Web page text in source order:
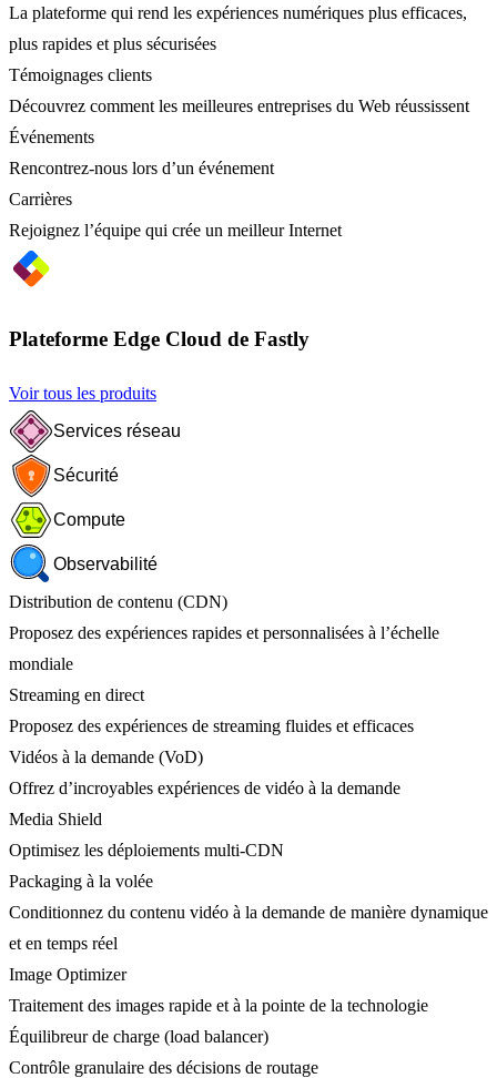
La plateforme qui rend les expériences numériques plus efficaces,
plus rapides et plus sécurisées
Témoignages clients
Découvrez comment les meilleures entreprises du Web réussissent
Événements
Rencontrez-nous lors d’un événement
Carrières
Rejoignez l’équipe qui crée un meilleur Internet
Plateforme Edge Cloud de Fastly
Voir tous les produits
Services réseau
Sécurité
Compute
Observabilité
Distribution de contenu (CDN)
Proposez des expériences rapides et personnalisées à l’échelle
mondiale
Streaming en direct
Proposez des expériences de streaming fluides et efficaces
Vidéos à la demande (VoD)
Offrez d’incroyables expériences de vidéo à la demande
Media Shield
Optimisez les déploiements multi-CDN
Packaging à la volée
Conditionnez du contenu vidéo à la demande de manière dynamique
et en temps réel
Image Optimizer
Traitement des images rapide et à la pointe de la technologie
Équilibreur de charge (load balancer)
Contrôle granulaire des décisions de routage